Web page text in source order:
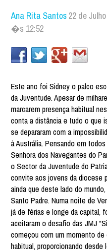
Ana Rita Santos 22 de
�s 12:52
Este ano foi Sidney o palco
da Juventude. Apesar de
marcarem presença habitual
conta a distância e tudo o que
se depararam com a
à Austrália. Pensando em
Senhora dos Navegantes do
o Sector da Juventude do
convite aos jovens da diocese
ainda que deste lado do
Santo Padre. Numa noite de
já de férias e longe da capital,
aceitaram o desafio das JMJ
começou com um momento
habitual, proporcionando